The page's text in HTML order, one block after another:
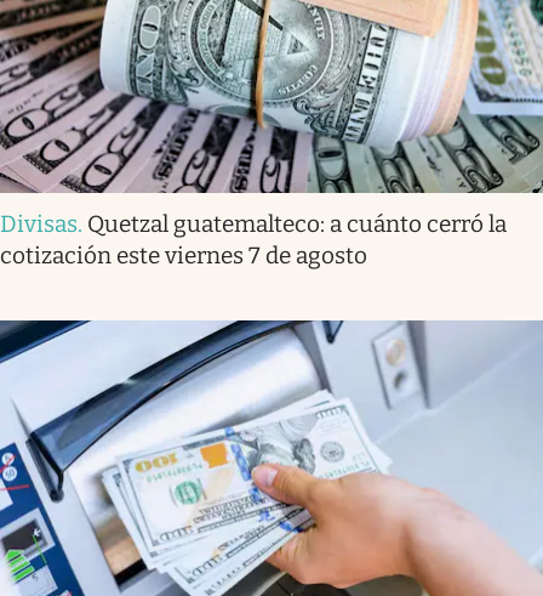
Divisas. Quetzal guatemalteco: a cuánto cerró la
cotización este viernes 7 de agosto